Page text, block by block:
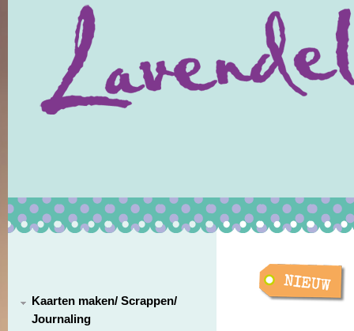
Kaarten maken/ Scrappen/
Journaling